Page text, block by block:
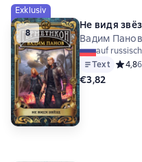
Exklusiv
8
Не видя
Вадим Панов
auf russisch
Text
4,8
€3,82